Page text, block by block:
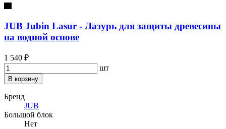
JUB Jubin Lasur - Лазурь для защиты древесины
на водной основе
1 540 ₽
шт
В корзину
Бренд
JUB
Большой блок
Нет